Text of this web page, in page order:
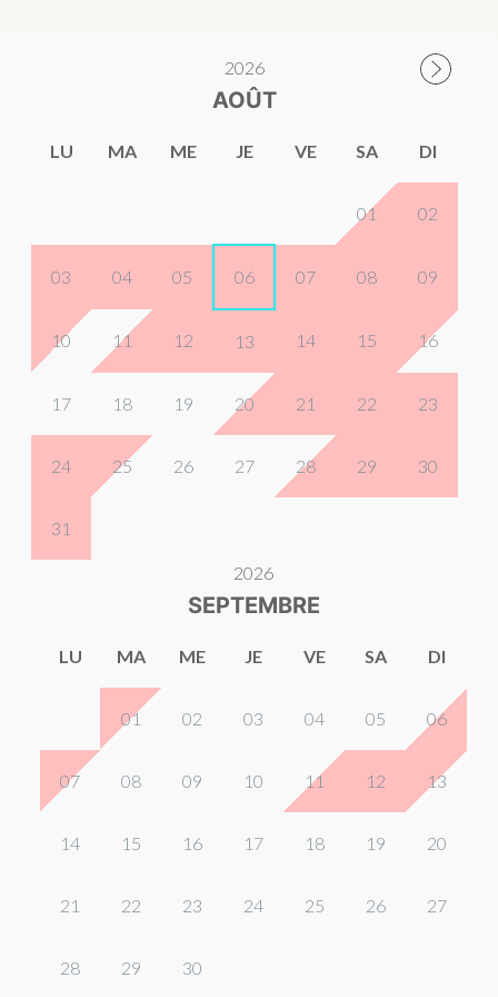
2026
AOÛT
LU MA ME JE VE SA DI
01 02
03 04 05 06 07 08 09
10 11 12 13 14 15 16
17 18 19 20 21 22 23
24 25 26 27 28 29 30
31
2026
SEPTEMBRE
LU MA ME JE VE SA DI
01 02 03 04 05 06
07 08 09 10 11 12 13
14 15 16 17 18 19 20
21 22 23 24 25 26 27
28 29 30